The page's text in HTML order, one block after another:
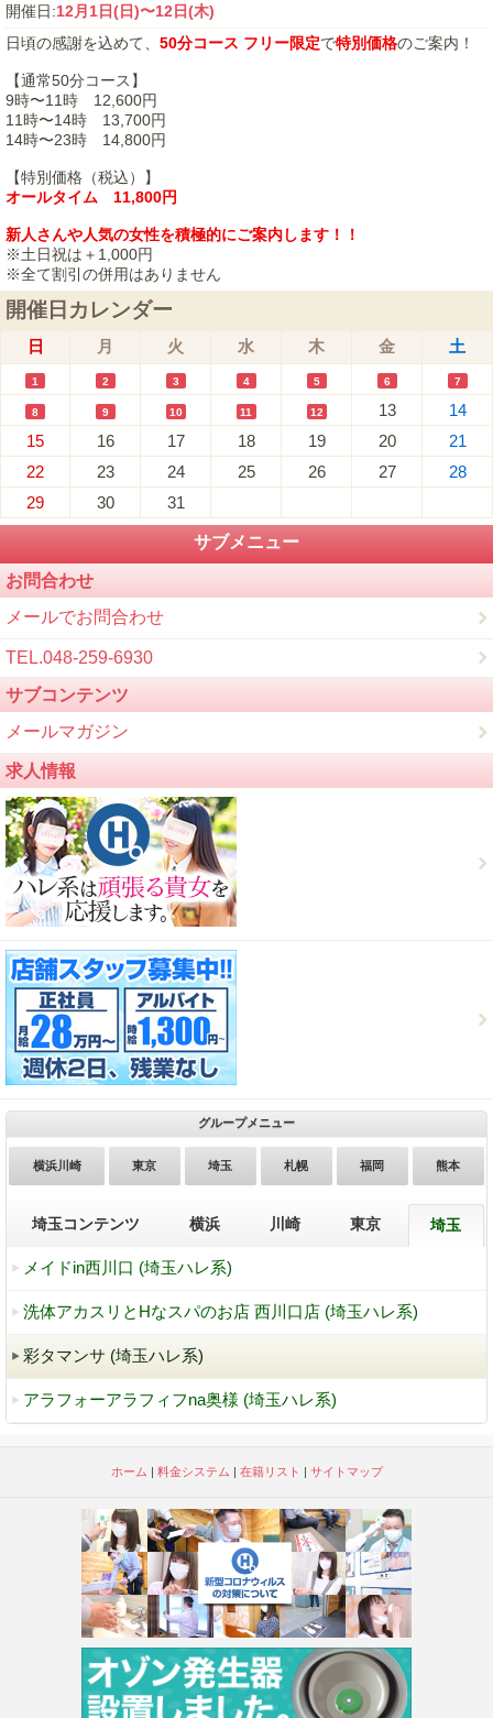
開催日:12月1日(日)〜12日(木)
日頃の感謝を込めて、 50分コース フリー限定で特別価格のご案内！
【通常50分コース】
9時〜11時 12,600円
11時〜14時 13,700円
14時〜23時 14,800円
【特別価格（税込）】
オールタイム 11,800円
新人さんや人気の女性を積極的にご案内します！！
※土日祝は＋1,000円
※全て割引の併用はありません
開催日カレンダー
日 月 火 水 木 金 土
1 2 3 4 5 6 7
8 9 10 11 12 13
14
15
16 17 18 19 20
21
22
23 24 25 26 27
28
29
30 31
サブメニュー
お問合わせ
メールでお問合わせ
TEL.048-259-6930
サブコンテンツ
メールマガジン
求人情報
グループメニュー
横浜川崎 東京 埼玉 札幌 福岡 熊本
埼玉コンテンツ 横浜 川崎 東京 埼玉
メイドin西川口 (埼玉ハレ系)
洗体アカスリとHなスパのお店 西川口店 (埼玉ハレ系)
彩タマンサ (埼玉ハレ系)
アラフォーアラフィフna奥様 (埼玉ハレ系)
ホーム 料金システム 在籍リスト サイトマップ